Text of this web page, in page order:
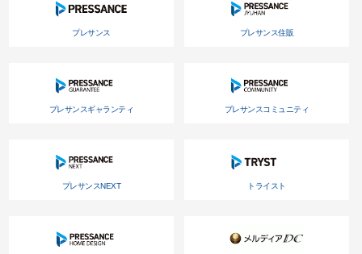
プレサンス プレサンス住販
プレサンスギャランティ プレサンスコミュニティ
プレサンスNEXT トライスト